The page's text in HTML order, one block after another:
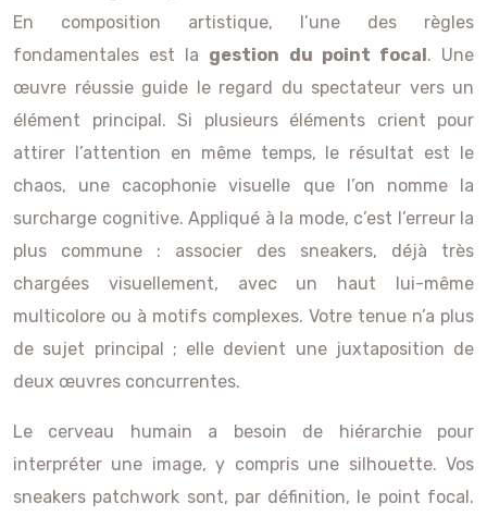
En composition artistique, l’une des règles
fondamentales est la gestion du point focal. Une
œuvre réussie guide le regard du spectateur vers un
élément principal. Si plusieurs éléments crient pour
attirer l’attention en même temps, le résultat est le
chaos, une cacophonie visuelle que l’on nomme la
surcharge cognitive. Appliqué à la mode, c’est l’erreur la
plus commune : associer des sneakers, déjà très
chargées visuellement, avec un haut lui-même
multicolore ou à motifs complexes. Votre tenue n’a plus
de sujet principal ; elle devient une juxtaposition de
deux œuvres concurrentes.
Le cerveau humain a besoin de hiérarchie pour
interpréter une image, y compris une silhouette. Vos
sneakers patchwork sont, par définition, le point focal.